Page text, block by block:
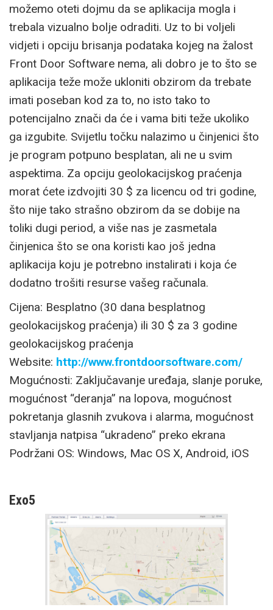
možemo oteti dojmu da se aplikacija mogla i
trebala vizualno bolje odraditi. Uz to bi voljeli
vidjeti i opciju brisanja podataka kojeg na žalost
Front Door Software nema, ali dobro je to što se
aplikacija teže može ukloniti obzirom da trebate
imati poseban kod za to, no isto tako to
potencijalno znači da će i vama biti teže ukoliko
ga izgubite. Svijetlu točku nalazimo u činjenici što
je program potpuno besplatan, ali ne u svim
aspektima. Za opciju geolokacijskog praćenja
morat ćete izdvojiti 30 $ za licencu od tri godine,
što nije tako strašno obzirom da se dobije na
toliki dugi period, a više nas je zasmetala
činjenica što se ona koristi kao još jedna
aplikacija koju je potrebno instalirati i koja će
dodatno trošiti resurse vašeg računala.
Cijena: Besplatno (30 dana besplatnog
geolokacijskog praćenja) ili 30 $ za 3 godine
geolokacijskog praćenja
Website: http://www.frontdoorsoftware.com/
Mogućnosti: Zaključavanje uređaja, slanje poruke,
mogućnost “deranja” na lopova, mogućnost
pokretanja glasnih zvukova i alarma, mogućnost
stavljanja natpisa “ukradeno” preko ekrana
Podržani OS: Windows, Mac OS X, Android, iOS
Exo5